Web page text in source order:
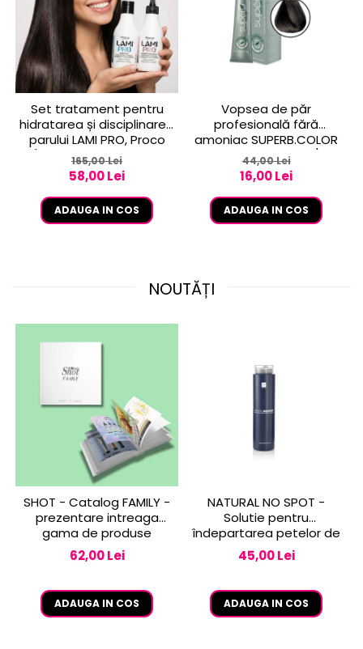
Set tratament pentru
hidratarea și disciplinarea
parului LAMI PRO, Proco
(șampon + balsam 2x
250ml)
165,00 Lei
58,00 Lei
ADAUGA IN COS
Vopsea de păr
profesională fără
amoniac SUPERB.COLOR
100 ml - Pro.Co - 6/01
BLOND INCHIS CENUSIU
44,00 Lei
16,00 Lei
ADAUGA IN COS
NOUTĂȚI
SHOT - Catalog FAMILY -
prezentare intreaga
gama de produse
62,00 Lei
ADAUGA IN COS
NATURAL NO SPOT -
Solutie pentru
îndepartarea petelor de
vopsea de pe piele 250
ml
45,00 Lei
ADAUGA IN COS